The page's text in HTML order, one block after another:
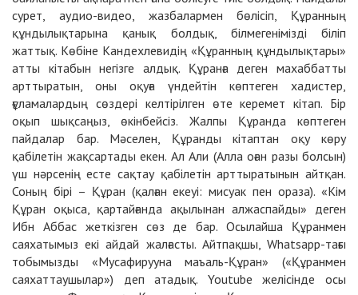
сурет, аудио-видео, жазбалармен бөлісіп, Құранның
құндылықтарына қанық болдық, білмегенімізді біліп
жаттық. Көбіне Кандехлевидің «Құранның құндылықтары»
атты кітабын негізге алдық. Құранға деген махаббатты
арттыратын, оны оқуға үндейтін көптеген хадистер,
ғұламалардың сөздері келтірілген өте керемет кітап. Бір
оқып шықсаңыз, өкінбейсіз. Жалпы Құранда көптеген
пайдалар бар. Мәселен, Құранды кітаптан оқу көру
қабілетін жақсартады екен. Ал Али (Алла оған разы болсын)
үш нәрсенің есте сақтау қабілетін арттыратынын айтқан.
Соның бірі – Құран (қалған екеуі: мисуак пен ораза). «Кім
Құран оқыса, қартайғанда ақылынан алжаспайды» деген
Ибн Аббас жеткізген сөз де бар. Осылайша Құранмен
саяхатымыз екі айдай жалғасты. Айтпақшы, Whatsapp-тағы
тобымызды «Мусафирууна маъаль-Құран» («Құранмен
саяхаттаушылар») деп атадық. Youtube желісінде осы